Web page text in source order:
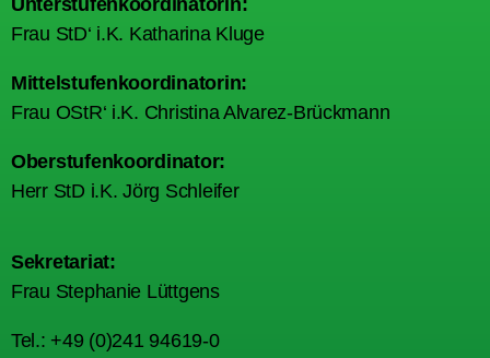
Unterstufenkoordinatorin:
Frau StD‘ i.K. Katharina Kluge
Mittelstufenkoordinatorin:
Frau OStR‘ i.K. Christina Alvarez-Brückmann
Oberstufenkoordinator:
Herr StD i.K. Jörg Schleifer
Sekretariat:
Frau Stephanie Lüttgens
Tel.: +49 (0)241 94619-0